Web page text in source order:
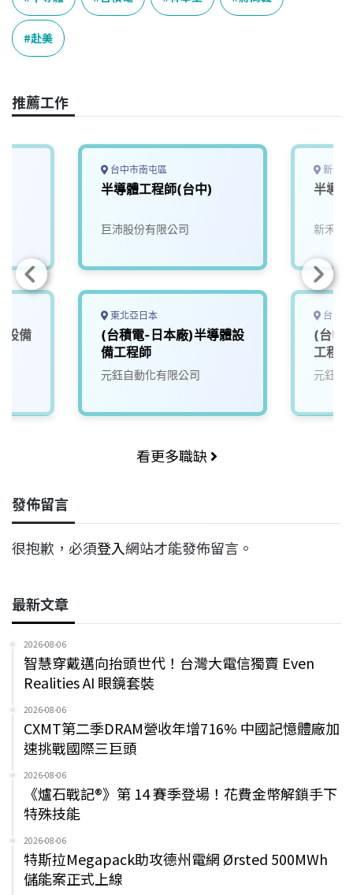
b
o
o
a
L
赴美
推薦工作
設備
台中市南屯區
半導體工程師(台中)
巨沛股份有限公司
東北亞日本
(台積電-日本廠)半導體設
備工程師
元鈺自動化有限公司
新竹
半導
新禾應
台中
(台中-
工程師
元鈺自
看更多職缺
發佈留言
很抱歉，必須登入網站才能發佈留言。
最新文章
2026-08-06
智慧穿戴邁向抬頭世代！台灣大電信獨賣 Even
Realities AI 眼鏡套裝
2026-08-06
CXMT第二季DRAM營收年增716% 中國記憶體廠加
速挑戰國際三巨頭
2026-08-06
《爐石戰記®》第 14 賽季登場！花費金幣解鎖手下
特殊技能
2026-08-06
特斯拉Megapack助攻德州電網 Ørsted 500MWh
儲能案正式上線